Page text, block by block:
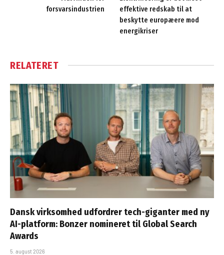
forsvarsindustrien
effektive redskab til at
beskytte europæere mod
energikriser
RELATERET
Dansk virksomhed udfordrer tech-giganter med ny
AI-platform: Bonzer nomineret til Global Search
Awards
5. august 2026